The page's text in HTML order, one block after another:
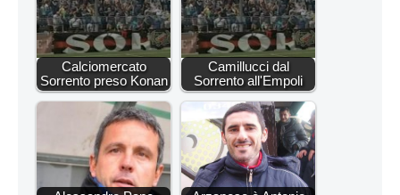
Calciomercato
Sorrento preso Konan
Camillucci dal
Sorrento all'Empoli